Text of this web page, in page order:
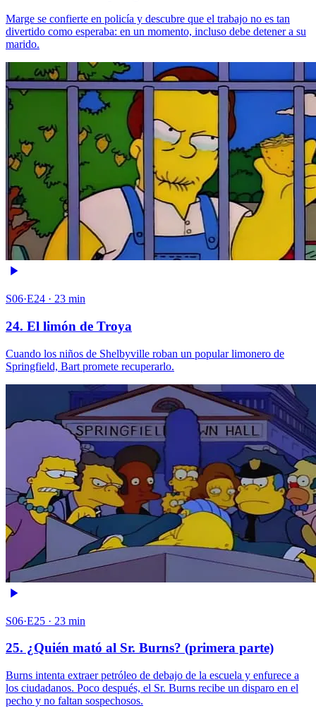
Marge se confierte en policía y descubre que el trabajo no es tan
divertido como esperaba: en un momento, incluso debe detener a su
marido.
S06·E24 · 23 min
24. El limón de Troya
Cuando los niños de Shelbyville roban un popular limonero de
Springfield, Bart promete recuperarlo.
S06·E25 · 23 min
25. ¿Quién mató al Sr. Burns? (primera parte)
Burns intenta extraer petróleo de debajo de la escuela y enfurece a
los ciudadanos. Poco después, el Sr. Burns recibe un disparo en el
pecho y no faltan sospechosos.